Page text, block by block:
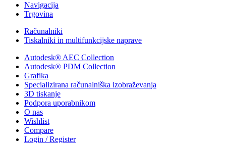
Navigacija
Trgovina
Računalniki
Tiskalniki in multifunkcijske naprave
Autodesk® AEC Collection
Autodesk® PDM Collection
Grafika
Specializirana računalniška izobraževanja
3D tiskanje
Podpora uporabnikom
O nas
Wishlist
Compare
Login / Register